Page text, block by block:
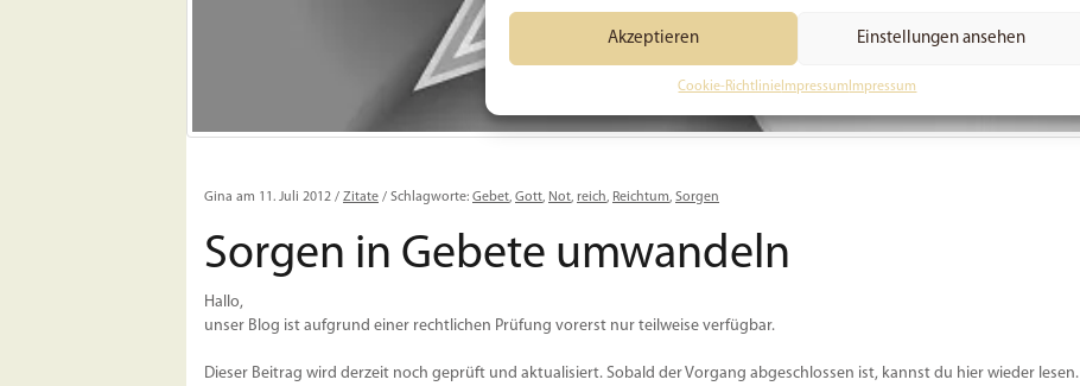
Akzeptieren Einstellungen ansehen
Cookie-Richtlinie Impressum Impressum
Gina am 11. Juli 2012 / Zitate / Schlagworte: Gebet, Gott, Not, reich, Reichtum, Sorgen
Sorgen in Gebete umwandeln
Hallo,
unser Blog ist aufgrund einer rechtlichen Prüfung vorerst nur teilweise verfügbar.
Dieser Beitrag wird derzeit noch geprüft und aktualisiert. Sobald der Vorgang abgeschlossen ist, kannst du hier wieder lesen.